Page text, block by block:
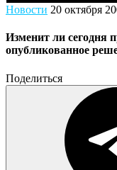
Новости 20 октября
Изменит ли сегодня
опубликованное
Поделиться